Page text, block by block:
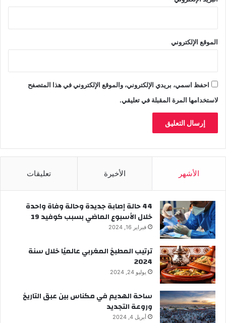
الموقع الإلكتروني
احفظ اسمي، بريدي الإلكتروني، والموقع الإلكتروني في هذا المتصفح
لاستخدامها المرة المقبلة في تعليقي.
الأشهر الأخيرة تعليقات
44 حالة إصابة جديدة وحالة وفاة واحدة
خلال الأسبوع الماضي بسبب كوفيد 19
فبراير 16, 2024
ترتيب المطبخ المغربي عالميًا خلال سنة
2024
يوليو 24, 2024
ساحة الهديم في مكناس بين عبق التاريخ
وروعة التجديد
أبريل 4, 2024